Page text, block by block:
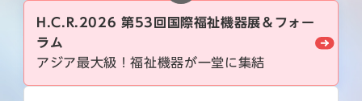
H.C.R.2026 第53回国際福祉機器展＆フォー
ラム
アジア最大級！福祉機器が一堂に集結